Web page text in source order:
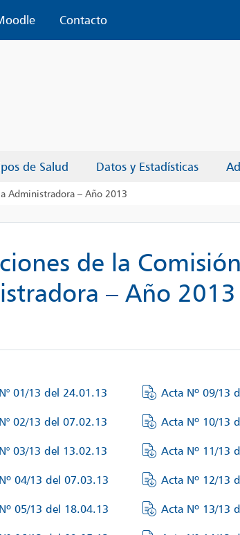
Contacto
de Salud Datos y Estadísticas
Administradora – Año 2013
de la
– Año 2013
01/13 del 24.01.13
02/13 del 07.02.13
03/13 del 13.02.13
04/13 del 07.03.13
05/13 del 18.04.13
Acta Nº 09/13
Acta Nº 10/13
Acta Nº 11/13
Acta Nº 12/13
Acta Nº 13/13